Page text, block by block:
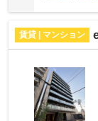
賃貸 | マンション